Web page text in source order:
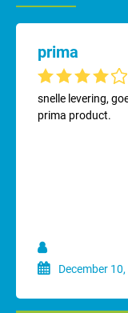
prima
Gemiddelde
snelle levering,
prima product.
December